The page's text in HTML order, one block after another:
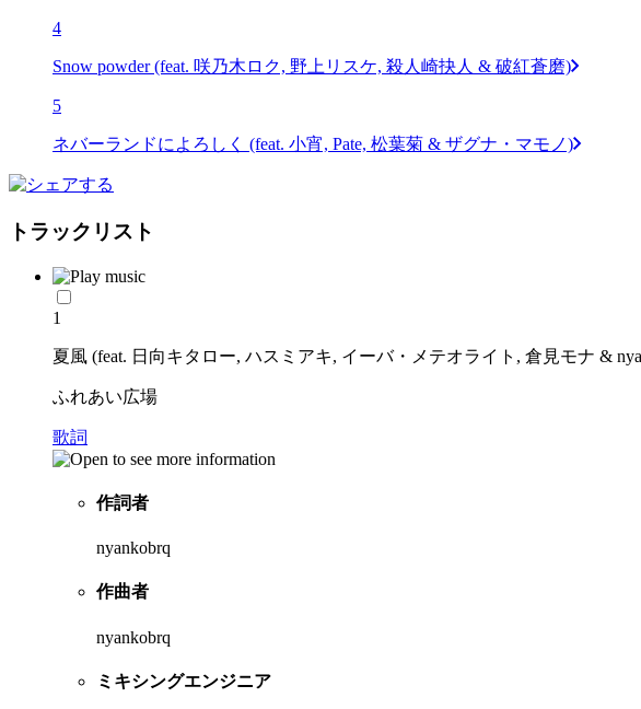
4
Snow powder (feat. 咲乃木ロク, 野上リスケ, 殺人崎抉人 & 破紅蒼磨)
5
ネバーランドによろしく (feat. 小宵, Pate, 松葉菊 & ザグナ・マモノ)
トラックリスト
1
夏風 (feat. 日向キタロー, ハスミアキ, イーバ・メテオライト, 倉見モナ &
ふれあい広場
歌詞
作詞者
nyankobrq
作曲者
nyankobrq
ミキシングエンジニア